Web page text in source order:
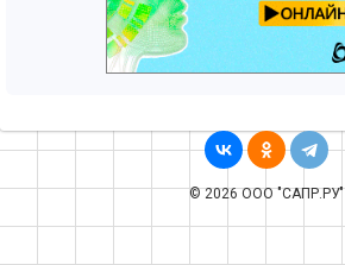
© 2026 ООО "САПР.РУ"